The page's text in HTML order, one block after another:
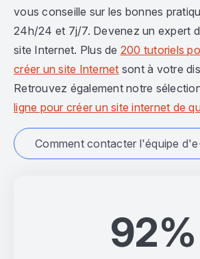
92%
vous conseille sur les bonnes
24h/24 et 7j/7. Devenez un expert
site Internet. Plus de 200 tutoriels
créer un site Internet sont à votre
Retrouvez également notre
ligne pour créer un site internet de
Comment contacter l'équipe